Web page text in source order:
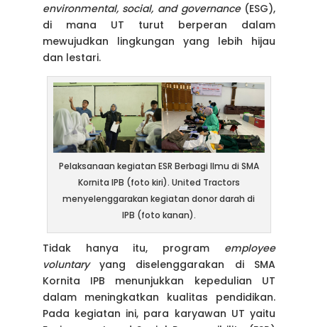
environmental, social, and governance(ESG),
di mana UT turut berperan dalam
mewujudkan lingkungan yang lebih hijau
dan lestari.
Pelaksanaan kegiatan ESR Berbagi Ilmu di SMA
Kornita IPB (foto kiri). United Tractors
menyelenggarakan kegiatan donor darah di
IPB (foto kanan).
Tidak hanya itu, program employee
voluntaryyang diselenggarakan di SMA
Kornita IPB menunjukkan kepedulian UT
dalam meningkatkan kualitas pendidikan.
Pada kegiatan ini, para karyawan UT yaitu